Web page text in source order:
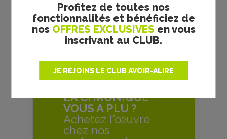
Profitez de toutes nos
fonctionnalités et bénéficiez de
nos OFFRES EXCLUSIVES en vous
inscrivant au CLUB.
JE REJOINS LE CLUB AVOIR-ALIRE
72 pages – 15,90 €
David Neau
LA CHRONIQUE
VOUS A PLU ?
Achetez l'œuvre
chez nos